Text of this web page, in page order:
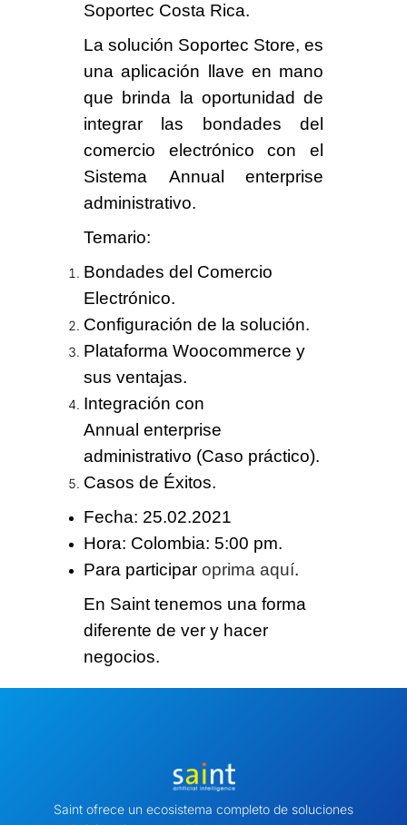
Soportec Costa Rica.
La solución Soportec Store, es
una aplicación
llave en mano
que brinda la oportunidad de
integrar las bondades del
comercio electrónico con el
Sistema Annual enterprise
administrativo.
Temario:
Bondades del Comercio
Electrónico.
Configuración de la solución.
Plataforma Woocommerce y
sus ventajas.
Integración con
Annual enterprise
administrativo (Caso práctico).
Casos de Éxitos.
Fecha: 25.02.2021
Hora: Colombia: 5:00 pm.
Para participar oprima aquí.
En Saint tenemos una forma
diferente de ver y hacer
negocios.
Saint ofrece un ecosistema completo de soluciones